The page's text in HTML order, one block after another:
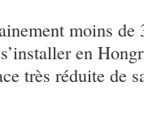
moins
en
très réduite de